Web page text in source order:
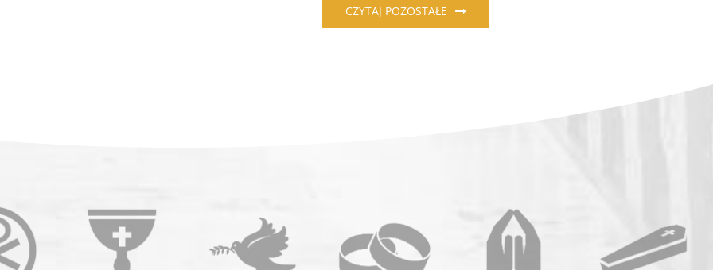
CZYTAJ POZOSTAŁE